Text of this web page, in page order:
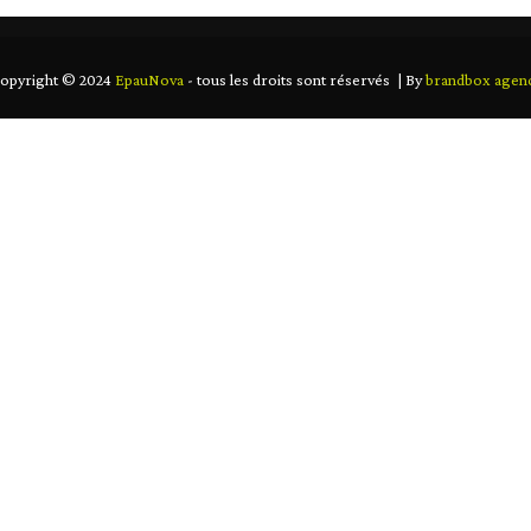
© 2024 EpauNova - tous les droits sont réservés | Bybrandbox